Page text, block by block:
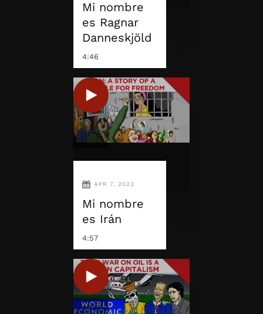
Mi nombre
es Ragnar
Danneskjöld
4:46
APR 7, 2023
Mi nombre
es Irán
4:57